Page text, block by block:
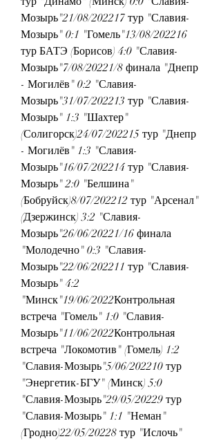
Мозырь"21/08/202217 тур "Славия-
Мозырь" 0:1 "Гомель"13/08/202216
тур БАТЭ (Борисов) 4:0 "Славия-
Мозырь"7/08/20221/8 финала "Днепр
- Могилёв" 0:2 "Славия-
Мозырь"31/07/202213 тур "Славия-
Мозырь" 1:3 "Шахтер"
(Солигорск)24/07/202215 тур "Днепр
- Могилёв" 1:3 "Славия-
Мозырь"16/07/202214 тур "Славия-
Мозырь" 2:0 "Белшина"
(Бобруйск)8/07/202212 тур "Арсенал"
(Дзержинск) 3:2 "Славия-
Мозырь"26/06/20221/16 финала
"Молодечно" 0:3 "Славия-
Мозырь"22/06/202211 тур "Славия-
Мозырь" 4:2
"Минск"19/06/2022Контрольная
встреча "Гомель" 1:0 "Славия-
Мозырь"11/06/2022Контрольная
встреча "Локомотив" (Гомель) 1:2
"Славия-Мозырь"5/06/202210 тур
"Энергетик-БГУ" (Минск) 5:0
"Славия-Мозырь"29/05/20229 тур
"Славия-Мозырь" 1:1 "Неман"
(Гродно)22/05/20228 тур "Ислочь"